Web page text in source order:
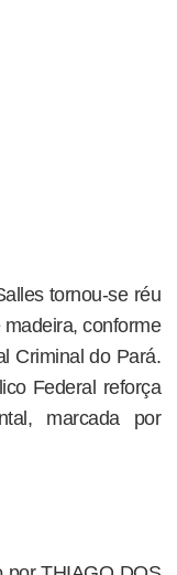
tornou-se réu
conforme
Criminal do Pará.
Federal reforça
marcada por